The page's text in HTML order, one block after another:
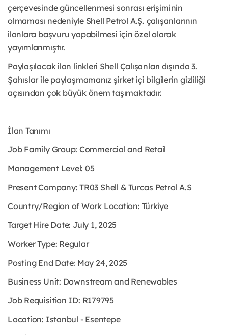
çerçevesinde güncellenmesi sonrası erişiminin
olmaması nedeniyle Shell Petrol A.Ş. çalışanlarının
ilanlara başvuru yapabilmesi için özel olarak
yayımlanmıştır. ​
Paylaşılacak ilan linkleri Shell Çalışanları dışında 3.
Şahıslar ile paylaşmamanız şirket içi bilgilerin gizliliği
açısından çok büyük önem taşımaktadır.
İlan Tanımı
Job Family Group: Commercial and Retail
Management Level: 05
Present Company: TR03 Shell & Turcas Petrol A.S
Country/Region of Work Location: Türkiye
Target Hire Date: July 1, 2025
Worker Type: Regular
Posting End Date: May 24, 2025
Business Unit: Downstream and Renewables
Job Requisition ID: R179795
Location: Istanbul - Esentepe